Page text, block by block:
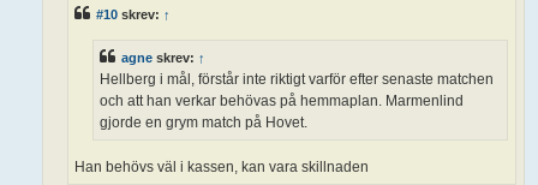
#10 skrev: ↑
agne skrev: ↑
Hellberg i mål, förstår inte riktigt varför efter senaste matchen
och att han verkar behövas på hemmaplan. Marmenlind
gjorde en grym match på Hovet.
Han behövs väl i kassen, kan vara skillnaden